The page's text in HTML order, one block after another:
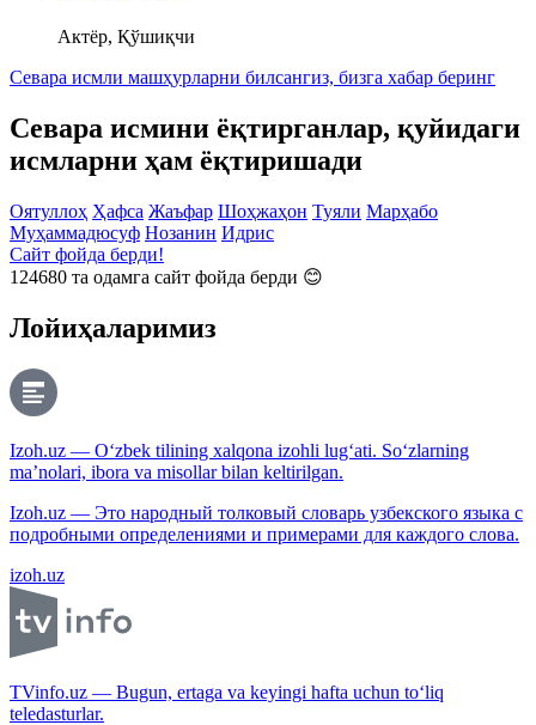
Актёр, Қўшиқчи
Севара исмли машҳурларни билсангиз, бизга хабар беринг
Севара исмини ёқтирганлар, қуйидаги
исмларни ҳам ёқтиришади
Оятуллоҳ Ҳафса Жаъфар Шоҳжаҳон Туяли Марҳабо
Муҳаммадюсуф Нозанин Идрис
Сайт фойда берди!
124680 та одамга сайт фойда берди 😊
Лойиҳаларимиз
Izoh.uz — O‘zbek tilining xalqona izohli lug‘ati. So‘zlarning
ma’nolari, ibora va misollar bilan keltirilgan.
Izoh.uz — Это народный толковый словарь узбекского языка с
подробными определениями и примерами для каждого слова.
izoh.uz
TVinfo.uz — Bugun, ertaga va keyingi hafta uchun to‘liq
teledasturlar.